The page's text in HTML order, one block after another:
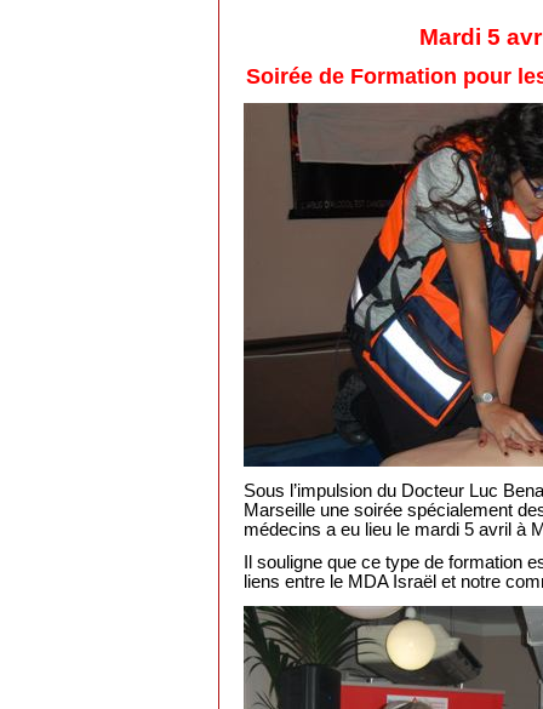
Mardi 5
Soirée de Formation pour
Sous l’impulsion du Docteur Luc
Marseille une soirée spécialement
médecins a eu lieu le mardi 5 avril à
Il souligne que ce type de formation
liens entre le MDA Israël et notre